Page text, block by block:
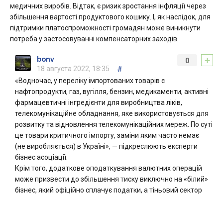
медичних виробів. Відтак, є ризик зростання інфляції через
збільшення вартості продуктового кошику. І, як наслідок, для
підтримки платоспроможності громадян може виникнути
потреба у застосовуванні компенсаторних заходів.
+
0
bonv
18 августа 2022, 18:35
#
«Водночас, у переліку імпортованих товарів є
нафтопродукти, газ, вугілля, бензин, медикаменти, активні
фармацевтичні інгредієнти для виробництва ліків,
телекомунікаційне обладнання, яке використовується для
розвитку та відновлення телекомунікаційних мереж. По суті
це товари критичного імпорту, заміни яким часто немає
(не виробляється) в Україні», — підкреслюють експерти
бізнес асоціації.
Крім того, додаткове оподаткування валютних операцій
може призвести до збільшення тиску виключно на «білий»
бізнес, який офіційно сплачує податки, а тіньовий сектор